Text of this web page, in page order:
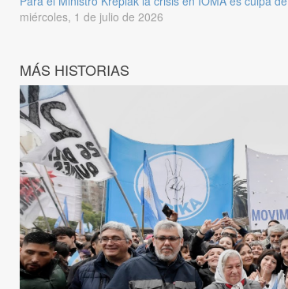
miércoles, 1 de julio de 2026
MÁS HISTORIAS